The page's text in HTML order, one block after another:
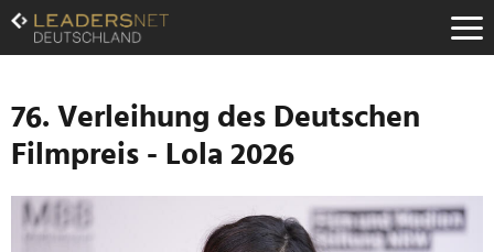
Zum
Inhalt
Zur
Navigation
Zur
Hauptnavigation
76. Verleihung des Deutschen
Filmpreis - Lola 2026